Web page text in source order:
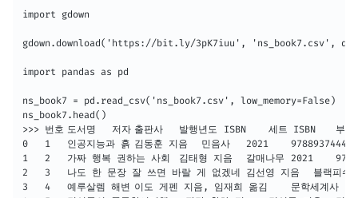
import gdown
gdown.download('https://bit.ly/3pK7iuu', 'ns_book7.csv',
import pandas as pd
ns_book7 = pd.read_csv('ns_book7.csv', low_memory=False)
ns_book7.head()
>>> 번호	도서명	저자	출판사	발행년도	ISBN	세트 ISBN	부가기호	권	주제분류번호	도서권수	대출건수	등록일자
0	1	인공지능과 흙	김동훈 지음	민음사	2021	9788937444319	NaN	NaN	NaN	NaN	1	0	2021-03-19
1	2	가짜 행복 권하는 사회	김태형 지음	갈매나무	2021	9791190123969	NaN	NaN	NaN	NaN	1	0	2021-03-19
2	3	나도 한 문장 잘 쓰면 바랄 게 없겠네	김선영 지음	블랙피쉬	2021	9788968332982	NaN	NaN	NaN	NaN	1	0	2021-03-19
3	4	예루살렘 해변	이도 게펜 지음, 임재희 옮김	문학세계사	2021	9788970759906	NaN	NaN	NaN	NaN	1	0	2021-03-19